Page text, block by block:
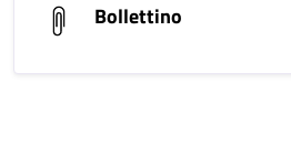
Bollettino